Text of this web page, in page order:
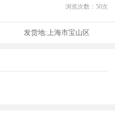
浏览次数： 50次
发货地:上海市宝山区